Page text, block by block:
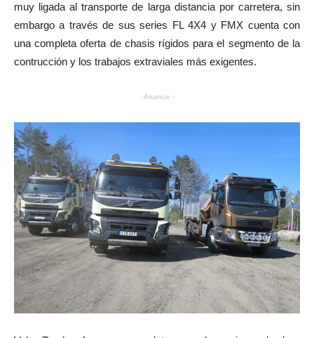
muy ligada al transporte de larga distancia por carretera, sin
embargo a través de sus series FL 4X4 y FMX cuenta con
una completa oferta de chasis rígidos para el segmento de la
contrucción y los trabajos extraviales más exigentes.
- Anuncio -